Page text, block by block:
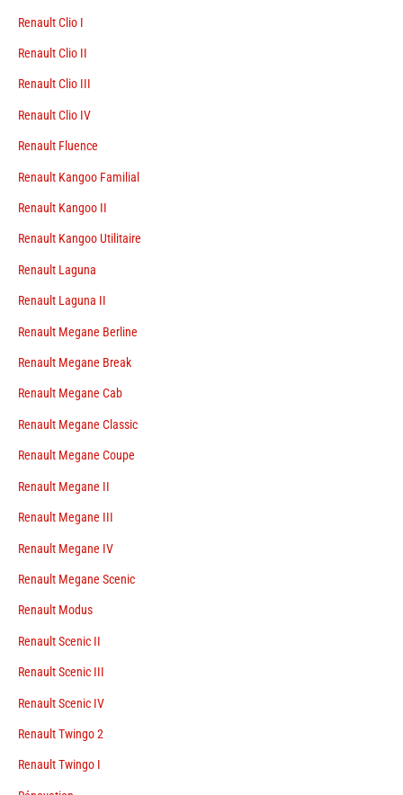
Renault Clio I
Renault Clio II
Renault Clio III
Renault Clio IV
Renault Fluence
Renault Kangoo Familial
Renault Kangoo II
Renault Kangoo Utilitaire
Renault Laguna
Renault Laguna II
Renault Megane Berline
Renault Megane Break
Renault Megane Cab
Renault Megane Classic
Renault Megane Coupe
Renault Megane II
Renault Megane III
Renault Megane IV
Renault Megane Scenic
Renault Modus
Renault Scenic II
Renault Scenic III
Renault Scenic IV
Renault Twingo 2
Renault Twingo I